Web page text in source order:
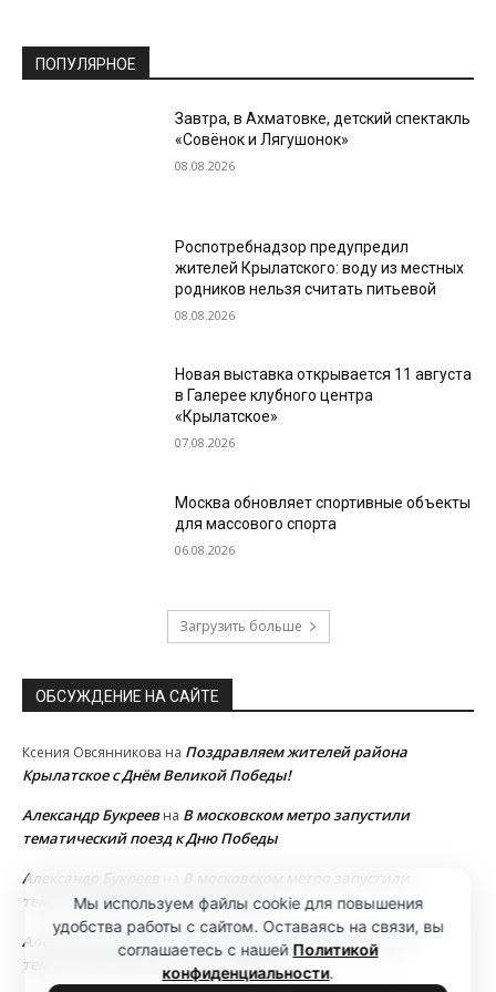
ПОПУЛЯРНОЕ
Завтра, в Ахматовке, детский спектакль
«Совёнок и Лягушонок»
08.08.2026
Роспотребнадзор предупредил
жителей Крылатского: воду из местных
родников нельзя считать питьевой
08.08.2026
Новая выставка открывается 11 августа
в Галерее клубного центра
«Крылатское»
07.08.2026
Москва обновляет спортивные объекты
для массового спорта
06.08.2026
Загрузить больше
ОБСУЖДЕНИЕ НА САЙТЕ
Ксения Овсянникова на Поздравляем жителей района
Крылатское с Днём Великой Победы!
Александр Букреевна В московском метро запустили
тематический поезд к Дню Победы
Александр Букреев
В московском метро запустили
тематический поезд к Дню Победы
Александр Букреев
В московском метро запустили
тематический поезд к Дню Победы
Мы используем файлы cookie для повышения
удобства работы с сайтом. Оставаясь на связи, вы
соглашаетесь с нашей Политикой
конфиденциальности.